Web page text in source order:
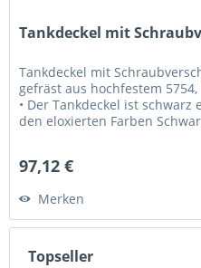
Tankdeckel mit
Tankdeckel mit
gefräst aus hochfestem
• Der Tankdeckel ist
den eloxierten Farben
97,12 €
Merken
Topseller